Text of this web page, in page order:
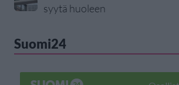
syytä huoleen
Suomi24